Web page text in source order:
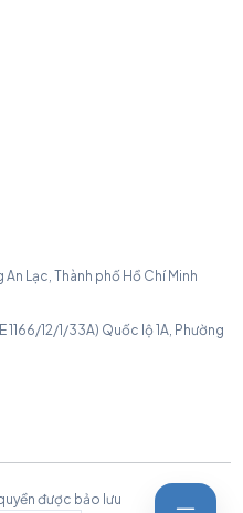
Lạc, Thành phố Hồ Chí Minh
1166/12/1/33A) Quốc lộ 1A, Phường
được bảo lưu